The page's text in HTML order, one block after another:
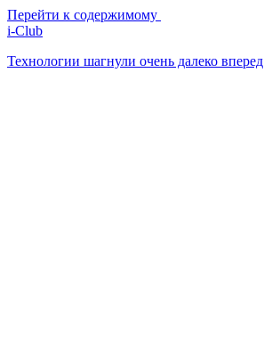
Перейти к содержимому
i-Club
Технологии шагнули очень далеко вперед